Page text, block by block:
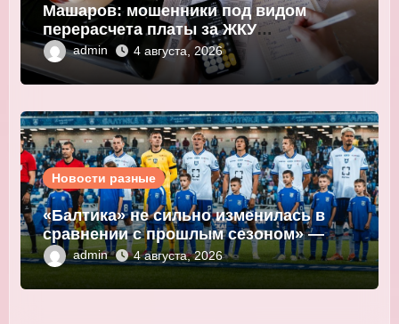
Машаров: мошенники под видом
перерасчета платы за ЖКУ
выманивают персональные данные
admin 4 августа, 2026
Новости разные
«Балтика» не сильно изменилась в
сравнении с прошлым сезоном» —
Морadmin 4 августа, 2026